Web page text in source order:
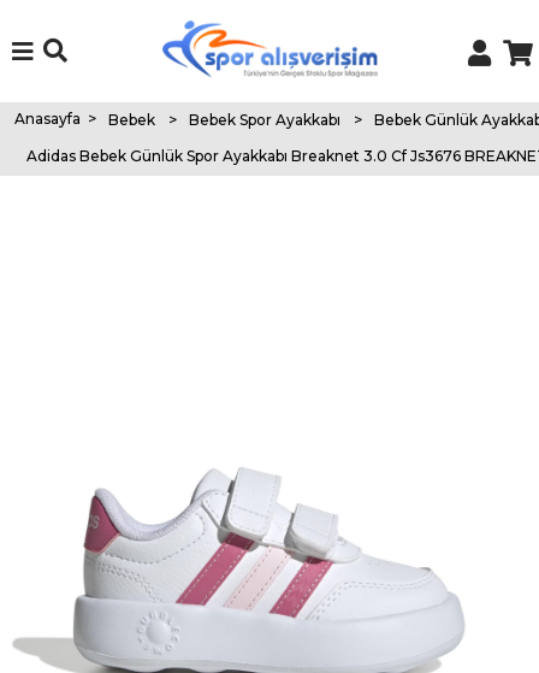
Anasayfa > Bebek > Bebek Spor Ayakkabı >
Bebek Günlük
Adidas Bebek Günlük Spor Ayakkabı Breaknet 3.0 Cf Js3676